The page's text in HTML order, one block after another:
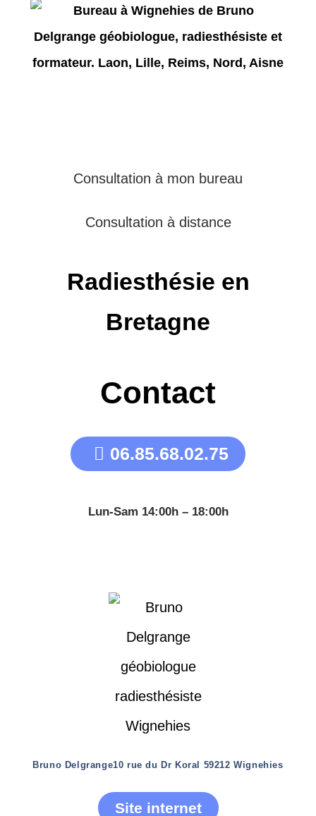
Consultation à mon bureau
Consultation à distance
Radiesthésie en
Bretagne
Contact
06.85.68.02.75
Lun-Sam 14:00h – 18:00h
Bruno Delgrange10 rue du Dr Koral 59212 Wignehies
Site internet